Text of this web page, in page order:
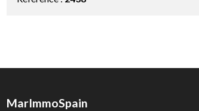
MarImmoSpain